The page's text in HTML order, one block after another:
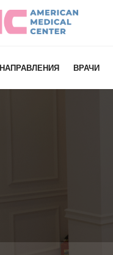
НАПРАВЛЕНИЯ ВРАЧИ